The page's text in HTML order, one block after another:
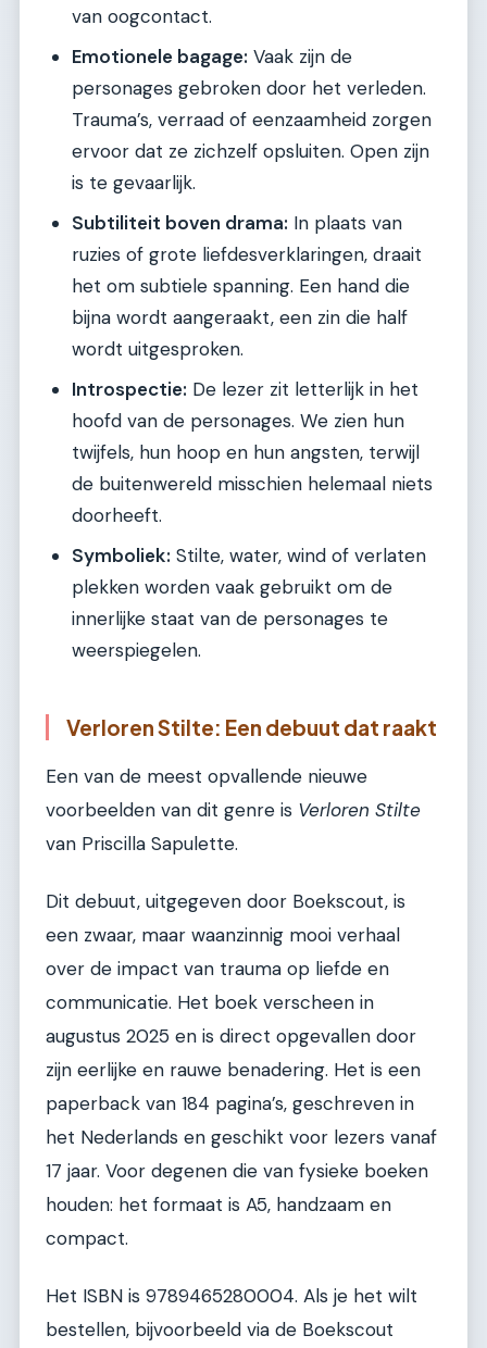
van oogcontact.
Emotionele bagage: Vaak zijn de
personages gebroken door het verleden.
Trauma’s, verraad of eenzaamheid zorgen
ervoor dat ze zichzelf opsluiten. Open zijn
is te gevaarlijk.
Subtiliteit boven drama: In plaats van
ruzies of grote liefdesverklaringen, draait
het om subtiele spanning. Een hand die
bijna wordt aangeraakt, een zin die half
wordt uitgesproken.
Introspectie: De lezer zit letterlijk in het
hoofd van de personages. We zien hun
twijfels, hun hoop en hun angsten, terwijl
de buitenwereld misschien helemaal niets
doorheeft.
Symboliek: Stilte, water, wind of verlaten
plekken worden vaak gebruikt om de
innerlijke staat van de personages te
weerspiegelen.
Verloren Stilte: Een debuut dat raakt
Een van de meest opvallende nieuwe
voorbeelden van dit genre is Verloren Stilte
van Priscilla Sapulette.
Dit debuut, uitgegeven door Boekscout, is
een zwaar, maar waanzinnig mooi verhaal
over de impact van trauma op liefde en
communicatie. Het boek verscheen in
augustus 2025 en is direct opgevallen door
zijn eerlijke en rauwe benadering. Het is een
paperback van 184 pagina’s, geschreven in
het Nederlands en geschikt voor lezers vanaf
17 jaar. Voor degenen die van fysieke boeken
houden: het formaat is A5, handzaam en
compact.
Het ISBN is 9789465280004. Als je het wilt
bestellen, bijvoorbeeld via de Boekscout